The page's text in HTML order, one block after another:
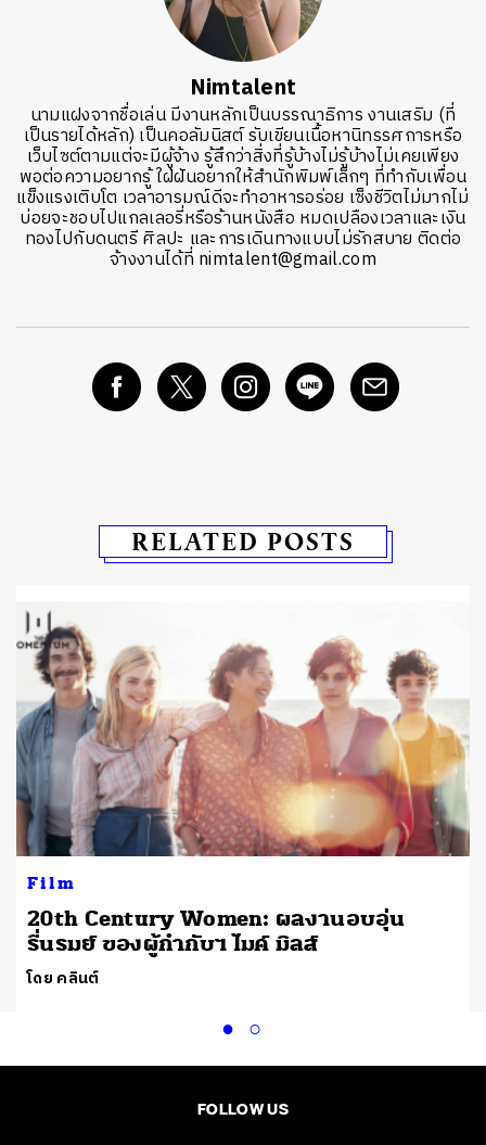
Nimtalent
นามแฝงจากชื่อเล่น มีงานหลักเป็นบรรณาธิการ งานเสริม (ที่
เป็นรายได้หลัก) เป็นคอลัมนิสต์ รับเขียนเนื้อหานิทรรศการหรือ
เว็บไซต์ตามแต่จะมีผู้จ้าง รู้สึกว่าสิ่งที่รู้บ้างไม่รู้บ้างไม่เคยเพียง
พอต่อความอยากรู้ ใฝ่ฝันอยากให้สำนักพิมพ์เล็กๆ ที่ทำกับเพื่อน
แข็งแรงเติบโต เวลาอารมณ์ดีจะทำอาหารอร่อย เซ็งชีวิตไม่มากไม่
บ่อยจะชอบไปแกลเลอรี่หรือร้านหนังสือ หมดเปลืองเวลาและเงิน
ทองไปกับดนตรี ศิลปะ และการเดินทางแบบไม่รักสบาย ติดต่อ
จ้างงานได้ที่ nimtalent@gmail.com
RELATED POSTS
Film
20th Century Women: ผลงานอบอุ่น
รื่นรมย์ ของผู้กำกับฯ ไมค์ มิลส์
โดย คลินต์
FOLLOW US